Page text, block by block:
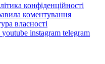
конфіденційності
коментування
власності
youtube instagram telegram